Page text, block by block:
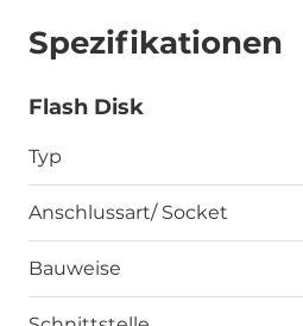
Spezifikationen
Flash Disk
Typ
Anschlussart/ Socket
Bauweise